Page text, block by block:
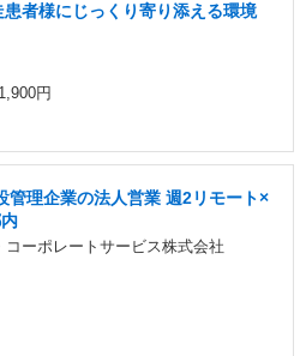
者様にじっくり寄り添える環境
円
管理企業の法人営業 週2リモート×
ーポレートサービス株式会社